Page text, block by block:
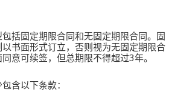
括固定期限合同和无固定期限合同。固
书面形式订立，否则视为无固定期限合
意可续签，但总期限不得超过3年。
含以下条款：